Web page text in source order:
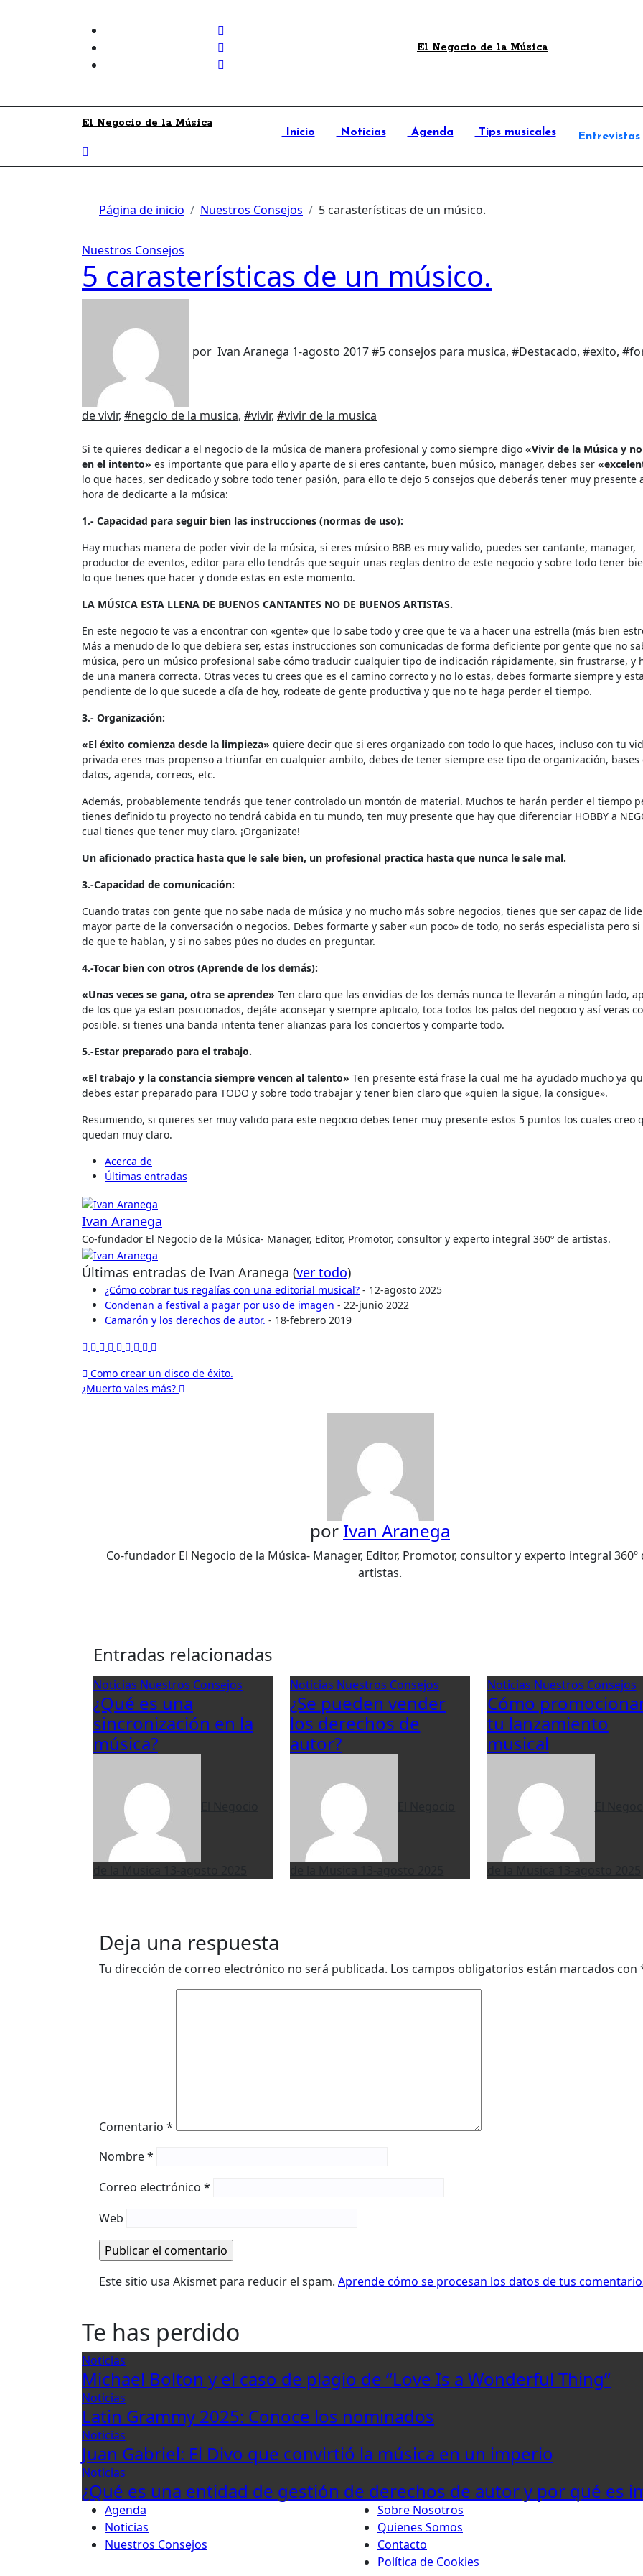
El Negocio de la Música
El Negocio de la Música
Inicio Noticias Agenda Tips musicales Entrevistas
Página de inicio Nuestros Consejos 5 carasterísticas de un músico.
Nuestros Consejos
5 carasterísticas de un músico.
por Ivan Aranega 1-agosto 2017#5 consejos para musica, #Destacado, #exito,
de vivir, #negcio de la musica, #vivir, #vivir de la musica
Si te quieres dedicar a el negocio de la música de manera profesional y como siempre digo «Vivir de la Música y
en el intento» es importante que para ello y aparte de si eres cantante, buen músico, manager, debes ser
lo que haces, ser dedicado y sobre todo tener pasión, para ello te dejo 5 consejos que deberás tener muy presente
hora de dedicarte a la música:
1.- Capacidad para seguir bien las instrucciones (normas de uso):
Hay muchas manera de poder vivir de la música, si eres músico BBB es muy valido, puedes ser cantante, manager,
productor de eventos, editor para ello tendrás que seguir unas reglas dentro de este negocio y sobre todo tener
lo que tienes que hacer y donde estas en este momento.
LA MÚSICA ESTA LLENA DE BUENOS CANTANTES NO DE BUENOS ARTISTAS.
En este negocio te vas a encontrar con «gente» que lo sabe todo y cree que te va a hacer una estrella (más bien
Más a menudo de lo que debiera ser, estas instrucciones son comunicadas de forma deficiente por gente que no
música, pero un músico profesional sabe cómo traducir cualquier tipo de indicación rápidamente, sin frustrarse, y
de una manera correcta. Otras veces tu crees que es el camino correcto y no lo estas, debes formarte siempre y
pendiente de lo que sucede a día de hoy, rodeate de gente productiva y que no te haga perder el tiempo.
3.- Organización:
«El éxito comienza desde la limpieza» quiere decir que si eres organizado con todo lo que haces, incluso con tu
privada eres mas propenso a triunfar en cualquier ambito, debes de tener siempre ese tipo de organización, bases
datos, agenda, correos, etc.
Además, probablemente tendrás que tener controlado un montón de material. Muchos te harán perder el tiempo
tienes definido tu proyecto no tendrá cabida en tu mundo, ten muy presente que hay que diferenciar HOBBY a
cual tienes que tener muy claro. ¡Organizate!
Un aficionado practica hasta que le sale bien, un profesional practica hasta que nunca le sale mal.
3.-Capacidad de comunicación:
Cuando tratas con gente que no sabe nada de música y no mucho más sobre negocios, tienes que ser capaz de
mayor parte de la conversación o negocios. Debes formarte y saber «un poco» de todo, no serás especialista pero si
de que te hablan, y si no sabes púes no dudes en preguntar.
4.-Tocar bien con otros (Aprende de los demás):
«Unas veces se gana, otra se aprende» Ten claro que las envidias de los demás nunca te llevarán a ningún lado,
de los que ya estan posicionados, dejáte aconsejar y siempre aplicalo, toca todos los palos del negocio y así veras
posible. si tienes una banda intenta tener alianzas para los conciertos y comparte todo.
5.-Estar preparado para el trabajo.
«El trabajo y la constancia siempre vencen al talento» Ten presente está frase la cual me ha ayudado mucho ya
debes estar preparado para TODO y sobre todo trabajar y tener bien claro que «quien la sigue, la consigue».
Resumiendo, si quieres ser muy valido para este negocio debes tener muy presente estos 5 puntos los cuales creo
quedan muy claro.
Acerca de
Últimas entradas
Ivan Aranega
Co-fundador El Negocio de la Música- Manager, Editor, Promotor, consultor y experto integral 360º de artistas.
Últimas entradas de Ivan Aranega (ver todo)
¿Cómo cobrar tus regalías con una editorial musical? - 12-agosto 2025
Condenan a festival a pagar por uso de imagen - 22-junio 2022
Camarón y los derechos de autor. - 18-febrero 2019
Navegación
de
Como crear un disco de éxito.
¿Muerto vales más?
por Ivan Aranega
Co-fundador El Negocio de la Música- Manager, Editor, Promotor, consultor y experto integral 360º
artistas.
Entradas relacionadas
Noticias Nuestros Consejos
¿Qué es una
sincronización en la
música?
Noticias Nuestros Consejos
¿Se pueden vender
los derechos de
autor?
Noticias Nuestros Consejos
Cómo
tu lanzamiento
musical
Deja una respuesta
Tu dirección de correo electrónico no será publicada. Los campos obligatorios están marcados con
Comentario *
Nombre*
Correo electrónico *
Web
Este sitio usa Akismet para reducir el spam. Aprende cómo se procesan los datos de tus
Te has perdido
Noticias
Michael Bolton y el caso de plagio de “Love Is a Wonderful Thing”
Noticias
Latin Grammy 2025: Conoce los nominados
Noticias
Juan Gabriel: El Divo que convirtió la música en un imperio
Noticias
¿Qué es una entidad de gestión de derechos de autor y por qué es
Agenda
Noticias
Nuestros Consejos
Sobre Nosotros
Quienes Somos
Contacto
Política de Cookies